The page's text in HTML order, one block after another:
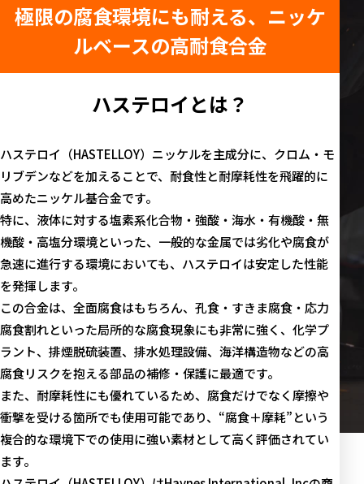
極限の腐食環境にも耐える、ニッケ
ルベースの高耐食合金
ハステロイとは？
ハステロイ（HASTELLOY）ニッケルを主成分に、クロム・モ
リブデンなどを加えることで、耐食性と耐摩耗性を飛躍的に
高めたニッケル基合金です。
特に、液体に対する塩素系化合物・強酸・海水・有機酸・無
機酸・高塩分環境といった、一般的な金属では劣化や腐食が
急速に進行する環境においても、ハステロイは安定した性能
を発揮します。
この合金は、全面腐食はもちろん、孔食・すきま腐食・応力
腐食割れといった局所的な腐食現象にも非常に強く、化学プ
ラント、排煙脱硫装置、排水処理設備、海洋構造物などの高
腐食リスクを抱える部品の補修・保護に最適です。
また、耐摩耗性にも優れているため、腐食だけでなく摩擦や
衝撃を受ける箇所でも使用可能であり、“腐食＋摩耗”という
複合的な環境下での使用に強い素材として高く評価されてい
ます。